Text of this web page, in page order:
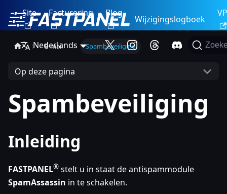
Site Facturering Blog
Wijzigingslogboek
Nederlands
E-mail Spambeveiliging
Op deze pagina
Spambeveiliging
Inleiding
FASTPANEL® stelt u in staat de antispammodule
SpamAssassin in te schakelen.